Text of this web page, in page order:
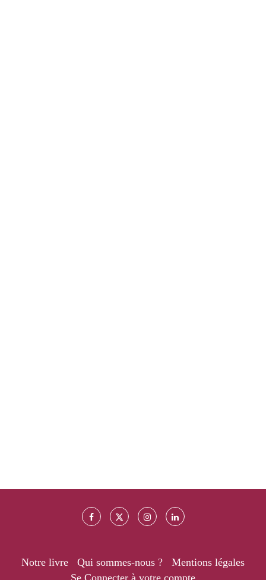
Notre livre Qui sommes-nous ?
Mentions légales
Se Connecter à votre compte